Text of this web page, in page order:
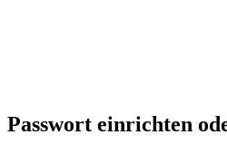
Passwort einrichten